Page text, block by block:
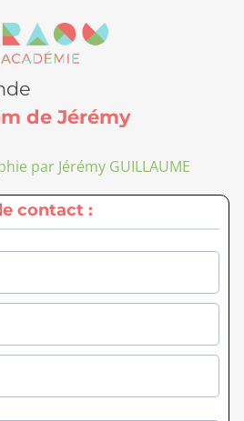
de Jérémy
par Jérémy GUILLAUME
contact :